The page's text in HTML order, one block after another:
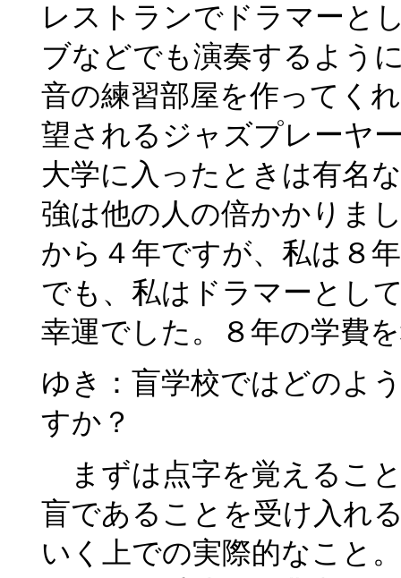
レストランでドラマーと
ブなどでも演奏するよう
音の練習部屋を作ってく
望されるジャズプレーヤ
大学に入ったときは有名
強は他の人の倍かかりま
から４年ですが、私は８
でも、私はドラマーとし
幸運でした。８年の学費
ゆき：盲学校ではどのよ
すか？
まずは点字を覚えるこ
盲であることを受け入れ
いく上での実際的なこと。